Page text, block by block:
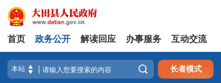
首页 政务公开 解读回应 办事服务 互动交流
 长者模式